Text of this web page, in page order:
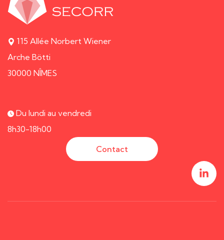
115 Allée Norbert Wiener
Arche Bötti
30000 NÎMES
Du lundi au vendredi
8h30-18h00
Contact